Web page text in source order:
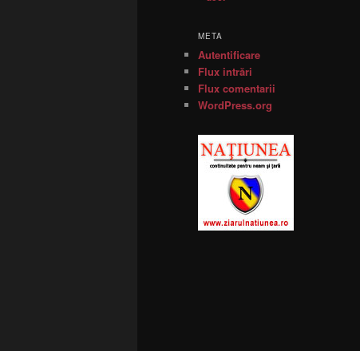
META
Autentificare
Flux intrări
Flux comentarii
WordPress.org